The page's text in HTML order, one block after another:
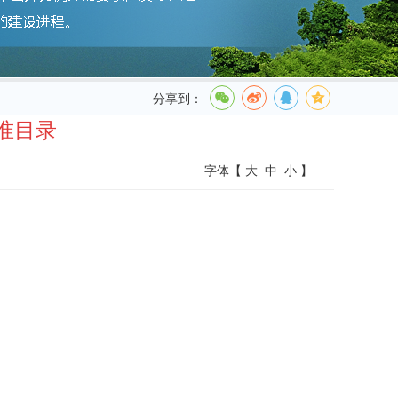
分享到：
目录
字体【 大 中 小 】